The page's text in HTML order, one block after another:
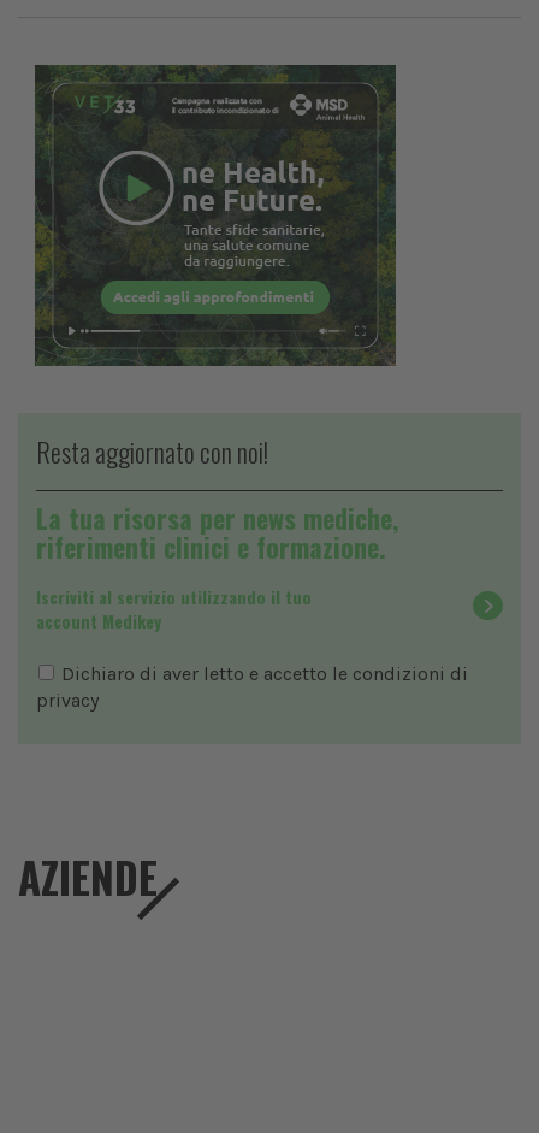
Resta aggiornato con noi!
La tua risorsa per news mediche,
riferimenti clinici e formazione.
Iscriviti al servizio utilizzando il tuo
account Medikey
Dichiaro di aver letto e accetto le condizioni di
privacy
AZIENDE